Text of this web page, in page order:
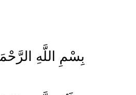
بِسْمِ اللَّهِ